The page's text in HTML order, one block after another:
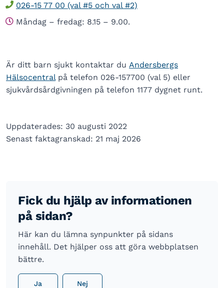
026-15 77 00 (val #5 och val #2)
Måndag – fredag: 8.15 – 9.00.
Är ditt barn sjukt kontaktar du Andersbergs
Hälsocentralpå telefon 026-157700 (val 5) eller
sjukvårdsårdgivningen på telefon 1177 dygnet runt.
Uppdaterades: 30 augusti 2022
Senast faktagranskad: 21 maj 2026
Fick du hjälp av informationen
på sidan?
Här kan du lämna synpunkter på sidans
innehåll. Det hjälper oss att göra webbplatsen
bättre.
Ja Nej